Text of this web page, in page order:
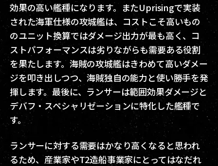
効果の高い艦種になります。またUprisingで実装
された海軍仕様の攻城艦は、コストこそ高いもの
のユニット換算ではダメージ出力が最も高く、コ
ストパフォーマンスは劣りながらも需要ある役割
を果たします。海賊の攻城艦はきわめて高いダメー
ジを叩き出しつつ、海賊独自の能力と使い勝手を発
揮します。最後に、ランサーは範囲効果ダメージと
デバフ・スペシャリゼーションに特化した艦種で
す。
ランサーに対する需要はかなり高くなると思われ
るため、産業家やT2造船事業家にとってはなだれ